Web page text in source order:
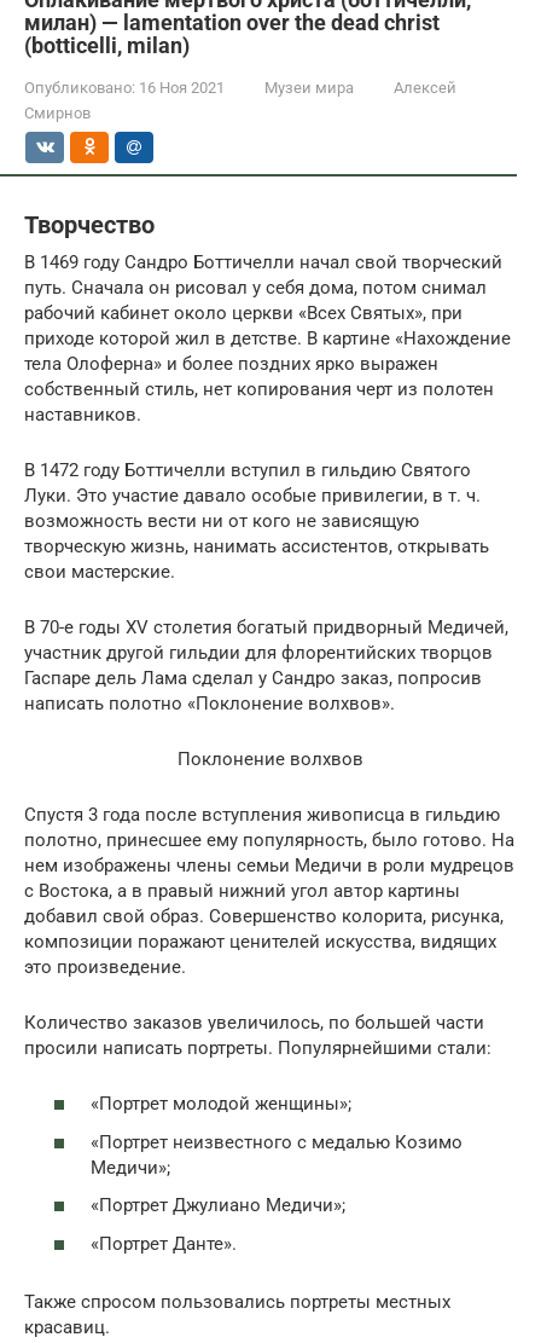
милан) — lamentation over the dead christ
(botticelli, milan)
Опубликовано: 16 Ноя 2021 Музеи мира
Алексей
Смирнов
Творчество
В 1469 году Сандро Боттичелли начал свой творческий
путь. Сначала он рисовал у себя дома, потом снимал
рабочий кабинет около церкви «Всех Святых», при
приходе которой жил в детстве. В картине «Нахождение
тела Олоферна» и более поздних ярко выражен
собственный стиль, нет копирования черт из полотен
наставников.
В 1472 году Боттичелли вступил в гильдию Святого
Луки. Это участие давало особые привилегии, в т. ч.
возможность вести ни от кого не зависящую
творческую жизнь, нанимать ассистентов, открывать
свои мастерские.
В 70-е годы XV столетия богатый придворный Медичей,
участник другой гильдии для флорентийских творцов
Гаспаре дель Лама сделал у Сандро заказ, попросив
написать полотно «Поклонение волхвов».
Поклонение волхвов
Спустя 3 года после вступления живописца в гильдию
полотно, принесшее ему популярность, было готово. На
нем изображены члены семьи Медичи в роли мудрецов
с Востока, а в правый нижний угол автор картины
добавил свой образ. Совершенство колорита, рисунка,
композиции поражают ценителей искусства, видящих
это произведение.
Количество заказов увеличилось, по большей части
просили написать портреты. Популярнейшими стали:
«Портрет молодой женщины»;
«Портрет неизвестного с медалью Козимо
Медичи»;
«Портрет Джулиано Медичи»;
«Портрет Данте».
Также спросом пользовались портреты местных
красавиц.